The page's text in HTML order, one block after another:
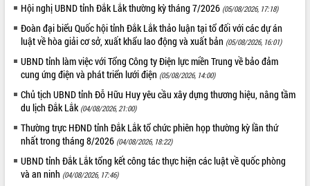
Hội nghị UBND tỉnh Đắk Lắk thường kỳ tháng 7/2026 (05/08/2026, 17:18)
Đoàn đại biểu Quốc hội tỉnh Đắk Lắk thảo luận tại tổ đối với các dự án
luật về hòa giải cơ sở, xuất khẩu lao động và xuất bản (05/08/2026, 16:01)
UBND tỉnh làm việc với Tổng Công ty Điện lực miền Trung về bảo đảm
cung ứng điện và phát triển lưới điện (05/08/2026, 14:00)
Chủ tịch UBND tỉnh Đỗ Hữu Huy yêu cầu xây dựng thương hiệu, nâng tầm
du lịch Đắk Lắk (04/08/2026, 21:00)
Thường trực HĐND tỉnh Đắk Lắk tổ chức phiên họp thường kỳ lần thứ
nhất trong tháng 8/2026 (04/08/2026, 18:22)
UBND tỉnh Đắk Lắk tổng kết công tác thực hiện các luật về quốc phòng
và an ninh (04/08/2026, 17:46)